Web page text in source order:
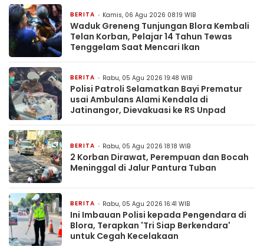
BERITA Kamis, 06 Agu 2026 08:19 WIB
Waduk Greneng Tunjungan Blora Kembali
Telan Korban, Pelajar 14 Tahun Tewas
Tenggelam Saat Mencari Ikan
BERITA Rabu, 05 Agu 2026 19:48 WIB
Polisi Patroli Selamatkan Bayi Prematur
usai Ambulans Alami Kendala di
Jatinangor, Dievakuasi ke RS Unpad
BERITA Rabu, 05 Agu 2026 18:18 WIB
2 Korban Dirawat, Perempuan dan Bocah
Meninggal di Jalur Pantura Tuban
BERITA Rabu, 05 Agu 2026 16:41 WIB
Ini Imbauan Polisi kepada Pengendara di
Blora, Terapkan 'Tri Siap Berkendara'
untuk Cegah Kecelakaan